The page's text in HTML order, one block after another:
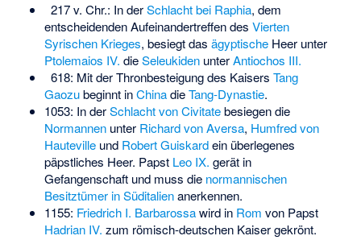
217 v. Chr.: In derSchlacht bei Raphia, dem
entscheidenden Aufeinandertreffen des Vierten
Syrischen Krieges, besiegt das ägyptischeHeer unter
Ptolemaios IV. dieSeleukidenunterAntiochos III.
618: Mit der Thronbesteigung des Kaisers Tang
Gaozubeginnt inChinadieTang-Dynastie.
1053: In derSchlacht von Civitatebesiegen die
Normannenunter Richard von Aversa, Humfred von
Hautevilleund Robert Guiskardein überlegenes
päpstliches Heer. Papst Leo IX. gerät in
Gefangenschaft und muss die normannischen
Besitztümer in Süditalienanerkennen.
1155: Friedrich I. Barbarossawird in Rom von Papst
Hadrian IV. zum römisch-deutschen Kaiser gekrönt.